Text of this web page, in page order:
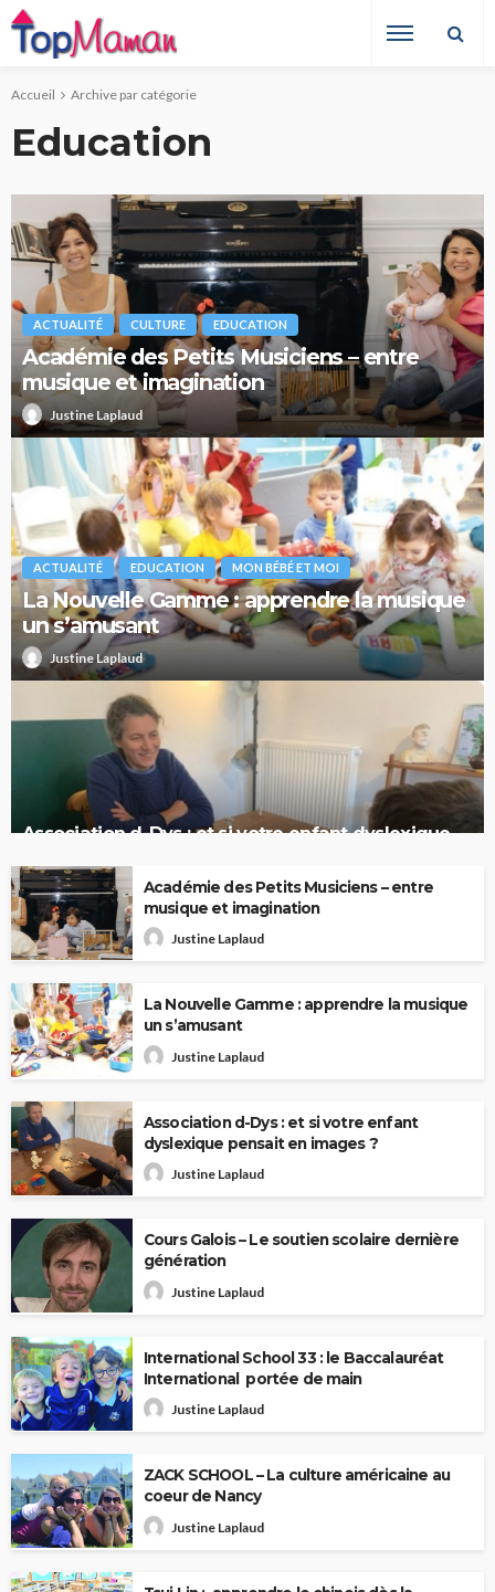
Accueil Archive par catégorie
Education
ACTUALITÉ CULTURE EDUCATION
Académie des Petits Musiciens – entre
musique et imagination
Justine Laplaud
ACTUALITÉ EDUCATION MON BÉBÉ ET MOI
La Nouvelle Gamme : apprendre la musique
un s’amusant
Justine Laplaud
Association d-Dys : et si votre enfant dyslexique
Académie des Petits Musiciens – entre
musique et imagination
Justine Laplaud
La Nouvelle Gamme : apprendre la musique
un s’amusant
Justine Laplaud
Association d-Dys : et si votre enfant
dyslexique pensait en images ?
Justine Laplaud
Cours Galois – Le soutien scolaire dernière
génération
Justine Laplaud
International School 33 : le Baccalauréat
International portée de main
Justine Laplaud
ZACK SCHOOL – La culture américaine au
coeur de Nancy
Justine Laplaud